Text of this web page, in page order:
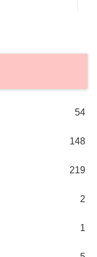
54
148
219
2
1